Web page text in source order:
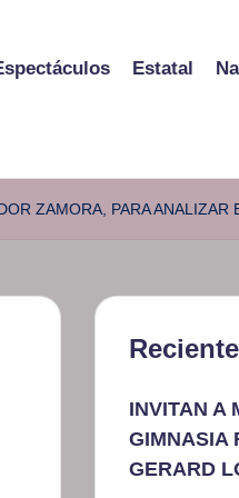
Estatal
ZAMORA, PARA ANALIZAR
INVITAN A
GIMNASIA
GERARD